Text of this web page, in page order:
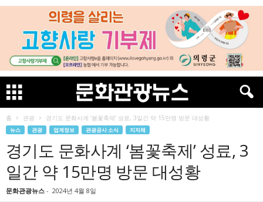
홈 관광 경기도 문화사계 ‘봄꽃축제’ 성료, 3일간 약 15만명 방문 대성황
뉴스 관광 업계정보 관광공사 소식 지자체
경기도 문화사계 ‘봄꽃축제’ 성료, 3
일간 약 15만명 방문 대성황
문화관광뉴스 - 2024년 4월 8일